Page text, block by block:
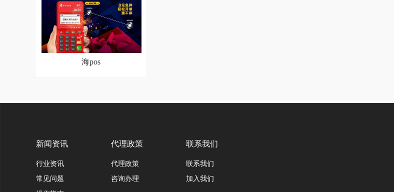
海pos
新闻资讯
行业资讯
常见问题
代理政策
代理政策
咨询办理
联系我们
联系我们
加入我们